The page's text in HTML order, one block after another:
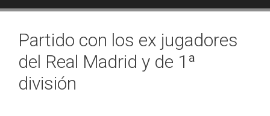
Partido con los ex jugadores
del Real Madrid y de 1ª
división